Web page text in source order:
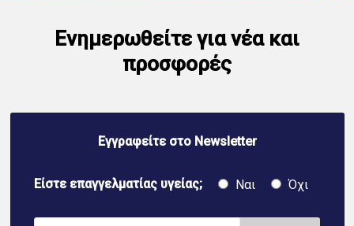
Ενημερωθείτε για νέα και
προσφορές
Εγγραφείτε στο Newsletter
Είστε επαγγελματίας υγείας; Ναι Όχι